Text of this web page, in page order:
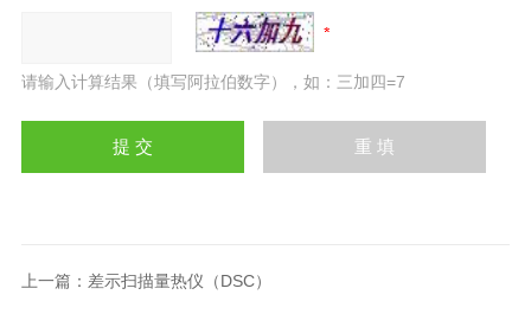
请输入计算结果（填写阿拉伯数字），如：三加四=7
上一篇： 差示扫描量热仪（DSC）